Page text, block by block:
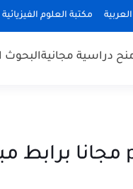
مكتبة العلوم
دراسية مجانيةالبحوث